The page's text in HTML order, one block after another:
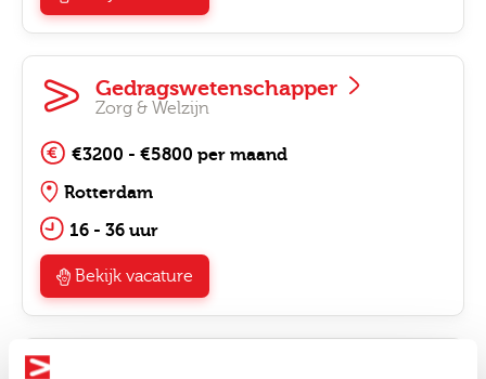
Gedragswetenschapper
Zorg & Welzijn
€3200 - €5800 per maand
Rotterdam
16 - 36 uur
Bekijk vacature